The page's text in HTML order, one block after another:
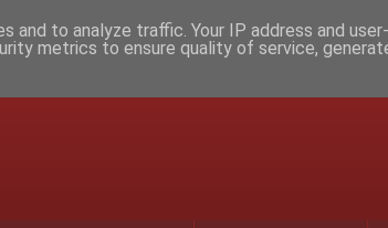
to analyze traffic. Your IP address and
metrics to ensure quality of service,